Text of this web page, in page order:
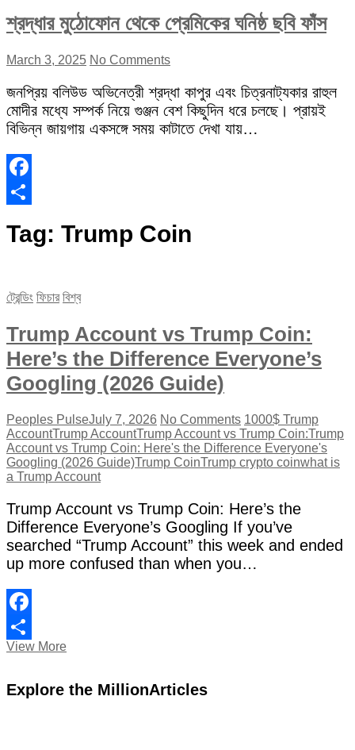
শ্রদ্ধার মুঠোফোন থেকে প্রেমিকের ঘনিষ্ঠ ছবি ফাঁস
March 3, 2025 No Comments
জনপ্রিয় বলিউড অভিনেত্রী শ্রদ্ধা কাপুর এবং চিত্রনাট্যকার রাহুল
মোদীর মধ্যে সম্পর্ক নিয়ে গুঞ্জন বেশ কিছুদিন ধরে চলছে। প্রায়ই
বিভিন্ন জায়গায় একসঙ্গে সময় কাটাতে দেখা যায়…
Facebook
Tag: Trump Coin
ট্রেন্ডিং ফিচার বিশ্ব
Trump Account vs Trump Coin:
Here’s the Difference Everyone’s
Googling (2026 Guide)
Peoples PulseJuly 7, 2026 No Comments 1000$ Trump
AccountTrump AccountTrump Account vs Trump Coin:Trump
Account vs Trump Coin: Here's the Difference Everyone's
Googling (2026 Guide)Trump CoinTrump crypto coinwhat is
a Trump Account
Trump Account vs Trump Coin: Here’s the
Difference Everyone’s Googling If you’ve
searched “Trump Account” this week and ended
up more confused than when you…
Facebook
Share
View MoreTrump
Trump
Explore the MillionArticles